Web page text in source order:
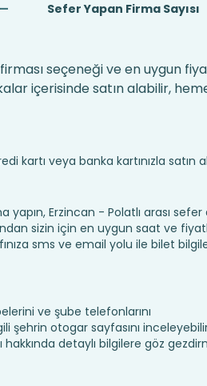
— Sefer Yapan Firma Sayısı
seçeneği ve en uygun
içerisinde satın alabilir,
kartı veya banka kartınızla satın
Erzincan - Polatlı arası
sizin için en uygun saat ve
sms ve email yolu ile bilet
ve şube telefonlarını
şehrin otogar sayfasını
detaylı bilgilere göz